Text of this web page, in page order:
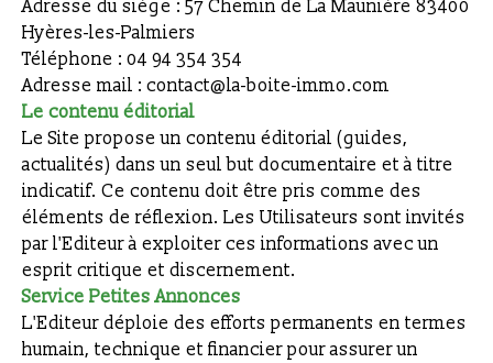
Adresse du siège : 57 Chemin de La Maunière 83400
Hyères-les-Palmiers
Téléphone : 04 94 354 354
Adresse mail : contact@la-boite-immo.com
Le contenu éditorial
Le Site propose un contenu éditorial (guides,
actualités) dans un seul but documentaire et à titre
indicatif. Ce contenu doit être pris comme des
éléments de réflexion. Les Utilisateurs sont invités
par l'Editeur à exploiter ces informations avec un
esprit critique et discernement.
Service Petites Annonces
L'Editeur déploie des efforts permanents en termes
humain, technique et financier pour assurer un